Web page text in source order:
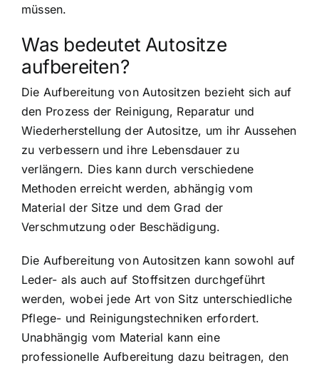
müssen.
Was bedeutet Autositze
aufbereiten?
Die Aufbereitung von Autositzen bezieht sich auf
den Prozess der Reinigung, Reparatur und
Wiederherstellung der Autositze, um ihr Aussehen
zu verbessern und ihre Lebensdauer zu
verlängern. Dies kann durch verschiedene
Methoden erreicht werden, abhängig vom
Material der Sitze und dem Grad der
Verschmutzung oder Beschädigung.
Die Aufbereitung von Autositzen kann sowohl auf
Leder- als auch auf Stoffsitzen durchgeführt
werden, wobei jede Art von Sitz unterschiedliche
Pflege- und Reinigungstechniken erfordert.
Unabhängig vom Material kann eine
professionelle Aufbereitung dazu beitragen, den